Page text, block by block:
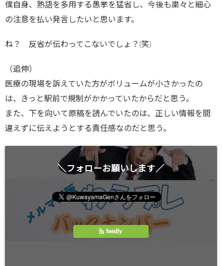
僕自身、熟語を多用する愚挙を猛省し、今後も粛々と細心
の注意を払い発言したいと思います。
ね？ 反省が伝わってこないでしょ？(笑)
（追伸）
医療の現場を訴えていた方がボリュームが小さかったの
は、きっと駅前で規制がかかっていたからだと思う。
また、下を向いて原稿を読んでいたのは、正しい情報を間
違えずに伝えようとする責任感なのだと思う。
＼フォローお願いします／
feedly